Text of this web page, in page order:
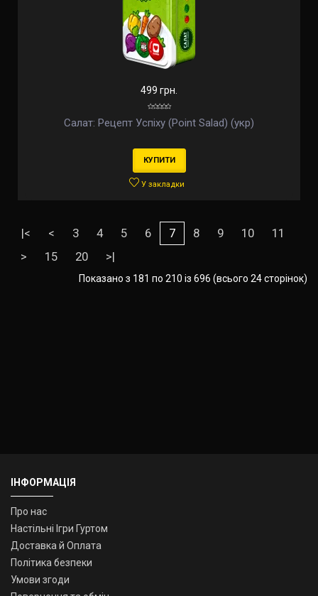
499 грн.
Салат: Рецепт Успіху (Point Salad) (укр)
КУПИТИ
У закладки
|< < 3 4 5 6 7 8 9 10
11
>
15 20 >|
Показано з 181 по 210 із 696 (всього 24 сторінок)
ІНФОРМАЦІЯ
Про нас
Настільні Ігри Гуртом
Доставка й Оплата
Політика безпеки
Умови згоди